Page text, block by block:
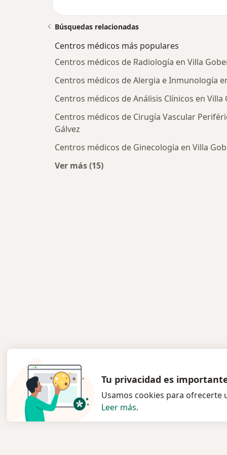
Búsquedas relacionadas
Centros médicos más populares
Centros médicos de Radiología en Villa
Centros médicos de Alergia e Inmunología
Centros médicos de Análisis Clínicos en
Centros médicos de Cirugía Vascular
Gálvez
Centros médicos de Ginecología en Villa
Ver más (15)
Tu privacidad es
Usamos cookies para ofrecerte
Leer más.